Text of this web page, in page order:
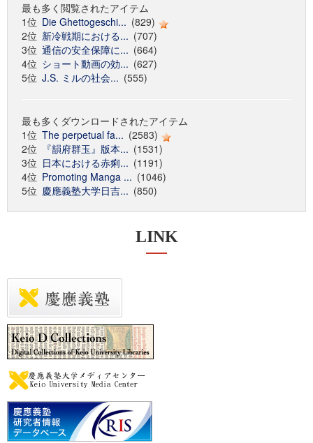
最も多く閲覧されたアイテム
1位 Die Ghettogeschi... (829)
2位 新冷戦期における... (707)
3位 通信の安全保障に... (664)
4位 ショート動画の効... (627)
5位 J.S. ミルの社会... (555)
最も多くダウンロードされたアイテム
1位 The perpetual fa... (2583)
2位
『韻府群玉』版本... (1531)
3位 日本における赤痢... (1191)
4位 Promoting Manga ... (1046)
5位 慶應義塾大学日吉... (850)
LINK